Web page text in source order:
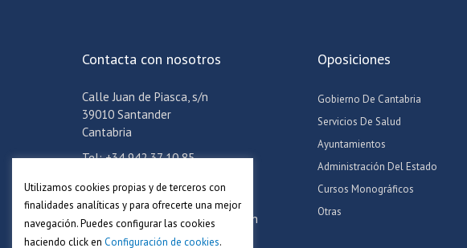
Contacta con nosotros
Calle Juan de Piasca, s/n
39010 Santander
Cantabria
Tel: +34 942 37 10 85
Email:info@academiaadoc.es
Horario oficina: Lun-Jue de 16-19h
Oposiciones
Gobierno De Cantabria
Servicios De Salud
Ayuntamientos
Administración Del Estado
Cursos Monográficos
Otras
Utilizamos cookies propias y de terceros con
finalidades analíticas y para ofrecerte una mejor
navegación. Puedes configurar las cookies
haciendo click en Configuración de cookies.